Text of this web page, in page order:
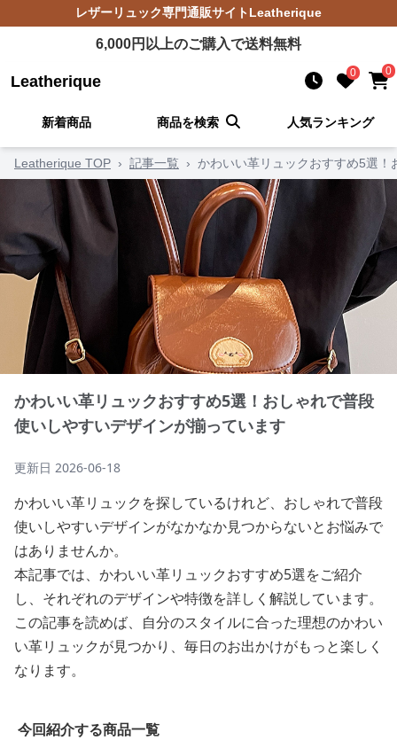
レザーリュック専門通販サイトLeatherique
6,000円以上のご購入で送料無料
Leatherique 0 0
新着商品 商品を検索 人気ランキング
Leatherique TOP › 記事一覧 › かわいい革リュックおすすめ5選
かわいい革リュックおすすめ5選！おしゃれで普段
使いしやすいデザインが揃っています
更新日 2026-06-18
かわいい革リュックを探しているけれど、おしゃれで普段
使いしやすいデザインがなかなか見つからないとお悩みで
はありませんか。
本記事では、かわいい革リュックおすすめ5選をご紹介
し、それぞれのデザインや特徴を詳しく解説しています。
この記事を読めば、自分のスタイルに合った理想のかわい
い革リュックが見つかり、毎日のお出かけがもっと楽しく
なります。
今回紹介する商品一覧